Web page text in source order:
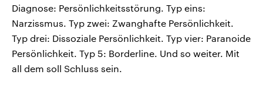
Diagnose: Persönlichkeitsstörung. Typ eins:
Narzissmus. Typ zwei: Zwanghafte Persönlichkeit.
Typ drei: Dissoziale Persönlichkeit. Typ vier: Paranoide
Persönlichkeit. Typ 5: Borderline. Und so weiter. Mit
all dem soll Schluss sein.